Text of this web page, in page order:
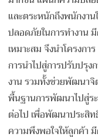
และตระหนักถึงพนักง
ปลอดภัยในการทำงาน
เหมาะสม จึงนำโครงก
การนำไปสู่การปรับปรุ
งาน รวมทั้งช่วยพัฒนาจิ
พื้นฐานการพัฒนาไปสู่ร
ต่อไป เพื่อพัฒนาประสิ
ความพึงพอใจให้ลูกค้า